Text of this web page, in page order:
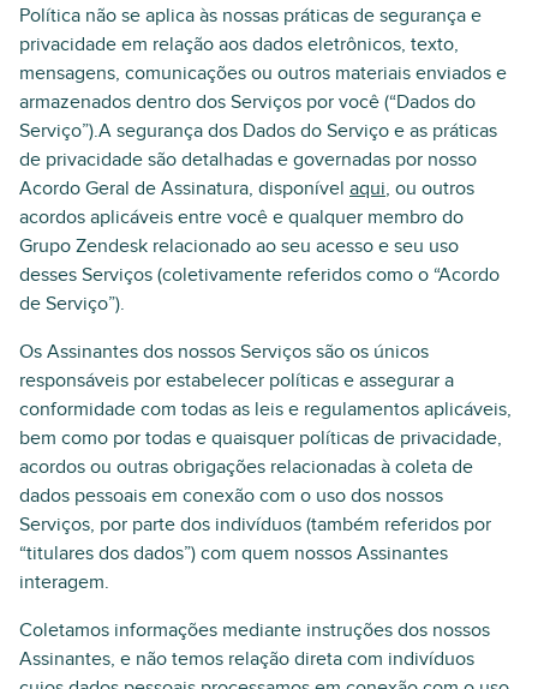
Política não se aplica às nossas práticas de segurança e
privacidade em relação aos dados eletrônicos, texto,
mensagens, comunicações ou outros materiais enviados e
armazenados dentro dos Serviços por você (“Dados do
Serviço”).A segurança dos Dados do Serviço e as práticas
de privacidade são detalhadas e governadas por nosso
Acordo Geral de Assinatura, disponível aqui, ou outros
acordos aplicáveis entre você e qualquer membro do
Grupo Zendesk relacionado ao seu acesso e seu uso
desses Serviços (coletivamente referidos como o “Acordo
de Serviço”).
Os Assinantes dos nossos Serviços são os únicos
responsáveis por estabelecer políticas e assegurar a
conformidade com todas as leis e regulamentos aplicáveis,
bem como por todas e quaisquer políticas de privacidade,
acordos ou outras obrigações relacionadas à coleta de
dados pessoais em conexão com o uso dos nossos
Serviços, por parte dos indivíduos (também referidos por
“titulares dos dados”) com quem nossos Assinantes
interagem.
Coletamos informações mediante instruções dos nossos
Assinantes, e não temos relação direta com indivíduos